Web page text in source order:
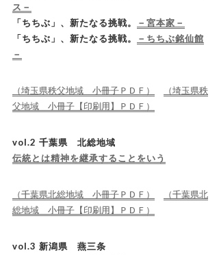
ス－
「ちちぶ」、新たなる挑戦。
－宮本家－
「ちちぶ」、新たなる挑戦。
－ちちぶ銘仙館
－
（埼玉県秩父地域 小冊子ＰＤＦ）
（埼玉県秩
父地域 小冊子【印刷用】ＰＤＦ）
vol.2 千葉県 北総地域
伝統とは精神を継承することをいう
（千葉県北総地域 小冊子ＰＤＦ）
（千葉県北
総地域 小冊子【印刷用】ＰＤＦ）
vol.3 新潟県 燕三条